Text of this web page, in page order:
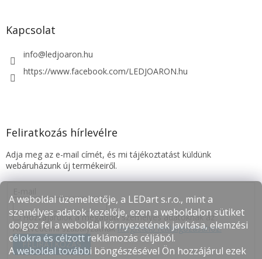
A weboldal üzemeltetője, a LEDart s.r.o., mint a
személyes adatok kezelője, ezen a weboldalon sütiket
dolgoz fel a weboldal környezetének javítása, elemzési
célokra és célzott reklámozás céljából.
A weboldal további böngészésével Ön hozzájárul ezek
Kapcsolat
info@ledjoaron.hu
https://www.facebook.com/LEDJOARON.hu
Feliratkozás hírlevélre
Adja meg az e-mail címét, és mi tájékoztatást küldünk
webáruházunk új termékeiről.
Hozzájárulok a megadott személyes adatoknak az
Adatvédelmi szabályzatnak megfelelő feldolgozásához.
FELIRATKOZÁS